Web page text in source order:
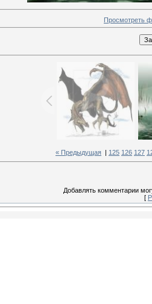
Просмотреть
« Предыдущая 125 126 127
Добавлять комментарии
[